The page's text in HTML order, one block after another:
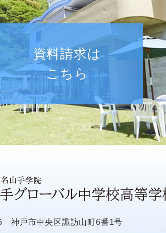
資料請求は
こちら
神戸市中央区諏訪山町6番1号